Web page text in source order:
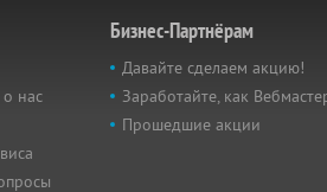
нас
Бизнес-Партнёрам
Давайте сделаем акцию!
Заработайте, как
Прошедшие акции